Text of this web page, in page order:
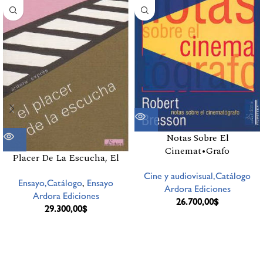
Placer De La Escucha, El
Ensayo,Catálogo, Ensayo
Ardora Ediciones
29.300,00$
Notas Sobre El
Cinemat•Grafo
Cine y audiovisual,Catálogo
Ardora Ediciones
26.700,00$